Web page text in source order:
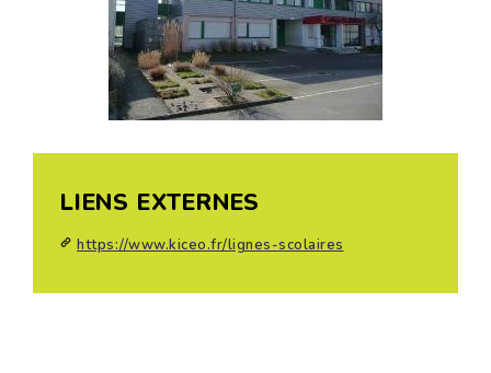
LIENS EXTERNES
https://www.kiceo.fr/lignes-scolaires